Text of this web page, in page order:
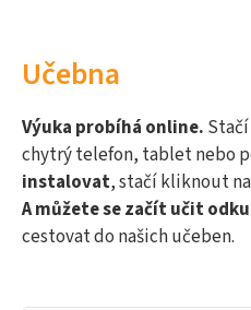
Učebna
Výuka probíhá online.
chytrý telefon, tablet nebo
instalovat, stačí kliknout
A můžete se začít učit
cestovat do našich učeben.